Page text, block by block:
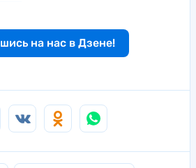
на нас в Дзене!